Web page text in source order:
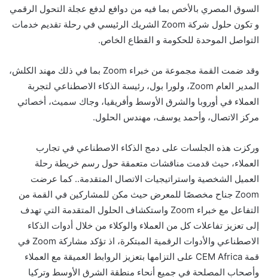
السوق المصري بالأخص بما فيه من دوافع لدفع عجلة التحول الرقمي
و تكون حلول شركة Zoom الشريك الرئيسي في رحلة تقديم خدمات
التواصل الموحدة للحكومة و القطاع الخاص.
وقد ضمت القمة مجموعة من خبراء Zoom بما في ذلك مهند الكلش،
المدير العام Zoom، ولورا بول، رئيسة الذكاء الاصطناعي لتجربة
العملاء في أوروبا والشرق الأوسط وأفريقيا، وجاك سميث، أخصائي
مركز الاتصال، وأحمد يوسف، مهندس الحلول.
وركزت هذه الجلسات على دمج الذكاء الاصطناعي في تجارب
العملاء، حيث قدمت مناقشات متعمقة حول رسم خريطة رحلة
العميل الشخصية واستراتيجيات الاتصال المتقدمة.. كما عرضت
Zoom جناح مخصصًا للمعرض حيث مكن للمشاركين في القمة من
التفاعل مع خبراء Zoom واستكشاف الحلول المتقدمة التي تهدف
إلى تعزيز تفاعلات كل من العملاء والوكلاء من خلال أدوات الذكاء
الاصطناعي والأدوات الرقمية المبتكرة، اذ تؤكد مشاركة Zoom في
قمة CEM Africa على التزامها بتعزيز الروابط العميقة مع العملاء
وأصحاب المصلحة في جميع أنحاء منطقة الشرق الأوسط وتركيا